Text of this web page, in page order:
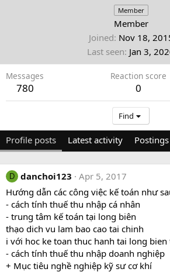
Member
Member
Joined Nov 18,
Last seen Jan 3,
Messages
780
Reaction score
0
Find
Profile posts Latest activity Postings
D danchoi123
Apr 5, 2017
Hướng dẫn các công việc kế toán như
- cách tính thuế thu nhập cá nhân
- trung tâm kế toán tại long biên
thạo dich vu lam bao cao tai chinh
i với hoc ke toan thuc hanh tai long
- cách tính thuế thu nhập doanh nghiệp
+ Mục tiêu nghề nghiệp kỹ sư cơ khí